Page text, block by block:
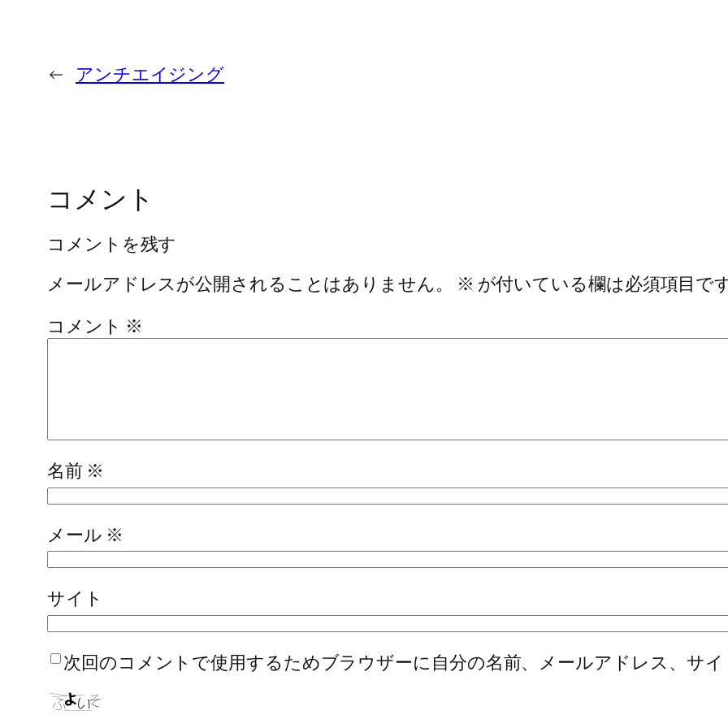
← アンチエイジング
コメント
コメントを残す
メールアドレスが公開されることはありません。
※ が付いている欄は必須項目で
コメント ※
名前 ※
メール ※
サイト
次回のコメントで使用するためブラウザーに自分の名前、メールアドレス、サイ